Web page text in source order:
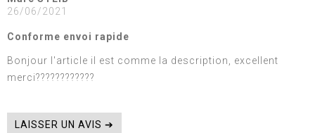
26/06/2021
Conforme envoi rapide
Bonjour l'article il est comme la description, excellent
merci????????????
LAISSER UN AVIS ➔